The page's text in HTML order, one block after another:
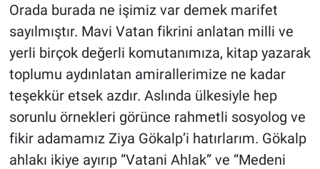
Orada burada ne işimiz var demek marifet
sayılmıştır. Mavi Vatan fikrini anlatan milli ve
yerli birçok değerli komutanımıza, kitap yazarak
toplumu aydınlatan amirallerimize ne kadar
teşekkür etsek azdır. Aslında ülkesiyle hep
sorunlu örnekleri görünce rahmetli sosyolog ve
fikir adamamız Ziya Gökalp’i hatırlarım. Gökalp
ahlakı ikiye ayırıp “Vatani Ahlak” ve “Medeni